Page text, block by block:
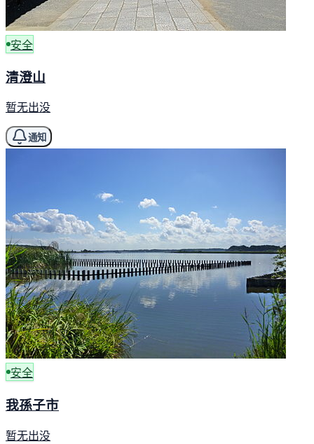
安全
清澄山
暂无出没
通知
安全
我孫子市
暂无出没